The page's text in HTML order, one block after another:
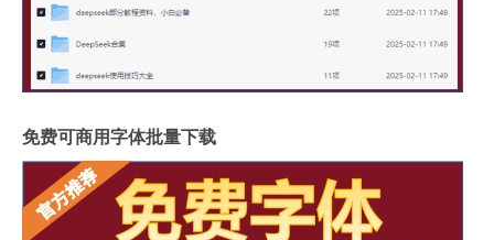
免费可商用字体批量下载